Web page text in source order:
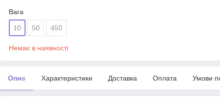
Вага
10 50 450
Немає в наявності
Опис Характеристики Доставка Оплата Умови